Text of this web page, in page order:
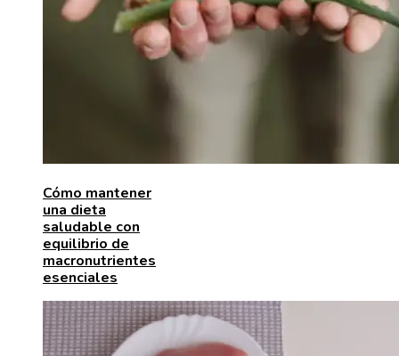
Cómo mantener
una dieta
saludable con
equilibrio de
macronutrientes
esenciales